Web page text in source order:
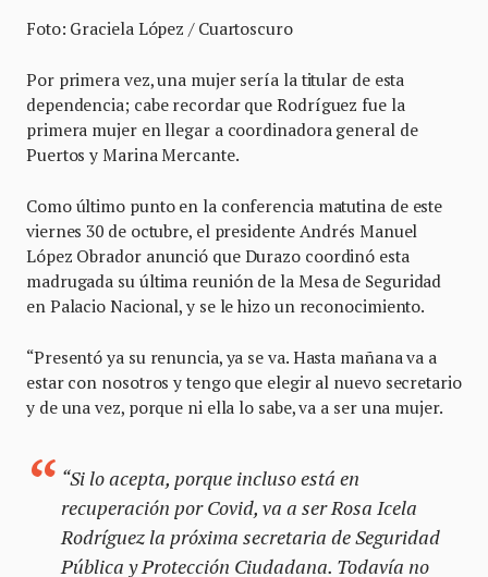
Foto: Graciela López / Cuartoscuro
Por primera vez, una mujer sería la titular de esta
dependencia; cabe recordar que Rodríguez fue la
primera mujer en llegar a coordinadora general de
Puertos y Marina Mercante.
Como último punto en la conferencia matutina de este
viernes 30 de octubre, el presidente Andrés Manuel
López Obrador anunció que Durazo coordinó esta
madrugada su última reunión de la Mesa de Seguridad
en Palacio Nacional, y se le hizo un reconocimiento.
“Presentó ya su renuncia, ya se va. Hasta mañana va a
estar con nosotros y tengo que elegir al nuevo secretario
y de una vez, porque ni ella lo sabe, va a ser una mujer.
“Si lo acepta, porque incluso está en
recuperación por Covid, va a ser Rosa Icela
Rodríguez la próxima secretaria de Seguridad
Pública y Protección Ciudadana. Todavía no